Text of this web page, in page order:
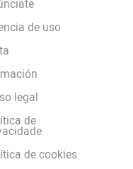
de uso
legal
de
de cookies